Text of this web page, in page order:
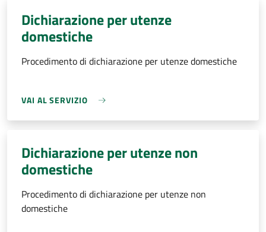
Dichiarazione per utenze
domestiche
Procedimento di dichiarazione per utenze domestiche
VAI AL SERVIZIO
Dichiarazione per utenze non
domestiche
Procedimento di dichiarazione per utenze non
domestiche